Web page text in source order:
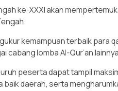
ke-XXXI akan
kemampuan terbaik para
lomba Al-Qur’an
peserta dapat tampil
daerah, serta